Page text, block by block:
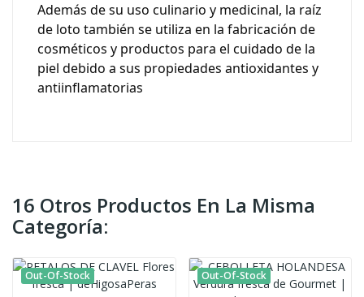
Además de su uso culinario y medicinal, la raíz
de loto también se utiliza en la fabricación de
cosméticos y productos para el cuidado de la
piel debido a sus propiedades antioxidantes y
antiinflamatorias
16 Otros Productos En La Misma
Categoría:
Out-Of-Stock Out-Of-Stock